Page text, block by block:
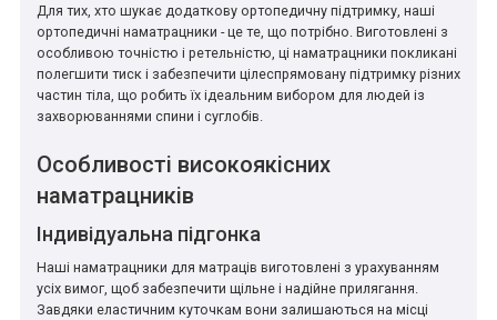
Для тих, хто шукає додаткову ортопедичну підтримку, наші
ортопедичні наматрацники - це те, що потрібно. Виготовлені з
особливою точністю і ретельністю, ці наматрацники покликані
полегшити тиск і забезпечити цілеспрямовану підтримку різних
частин тіла, що робить їх ідеальним вибором для людей із
захворюваннями спини і суглобів.
Особливості високоякісних
наматрацників
Індивідуальна підгонка
Наші наматрацники для матраців виготовлені з урахуванням
усіх вимог, щоб забезпечити щільне і надійне прилягання.
Завдяки еластичним куточкам вони залишаються на місці